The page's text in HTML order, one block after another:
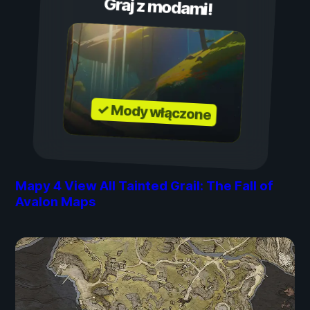
Graj z modami!
✓ Mody włączone
Mapy4View All Tainted Grail: The Fall of
Avalon Maps